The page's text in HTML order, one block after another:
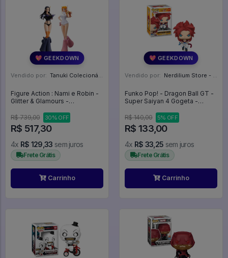
💖 GEEKDOWN
Vendido por: Tanuki Colecionáveis - SP
Figure Action : Nami e Robin -
Glitter & Glamours -
R$ 739,00
30% OFF
R$ 517,30
4x R$ 129,33 sem juros
Frete Grátis
Carrinho
💖 GEEKDOWN
Vendido por: Nerdilium Store - SP
Funko Pop! - Dragon Ball GT -
Super Saiyan 4 Gogeta -
R$ 140,00
5% OFF
R$ 133,00
4x R$ 33,25 sem juros
Frete Grátis
Carrinho